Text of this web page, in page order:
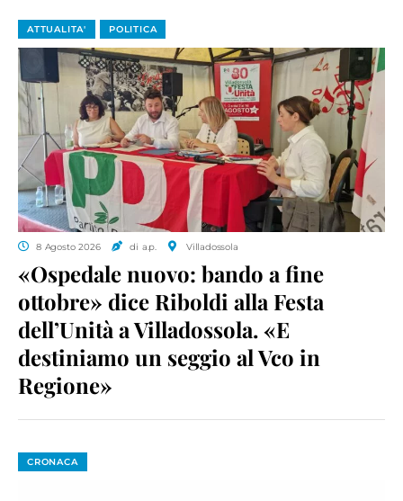
ATTUALITA' POLITICA
8 Agosto 2026 di a.p. Villadossola
«Ospedale nuovo: bando a fine
ottobre» dice Riboldi alla Festa
dell’Unità a Villadossola. «E
destiniamo un seggio al Vco in
Regione»
CRONACA